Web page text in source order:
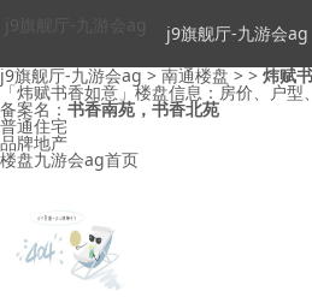
j9旗舰厅-九游会ag
j9旗舰厅-九游会ag>南通楼盘> >炜赋
「炜赋书香如意」楼盘信息：房价、户
备案名： 书香南苑，书香北苑
普通住宅
品牌地产
楼盘九游会ag首页